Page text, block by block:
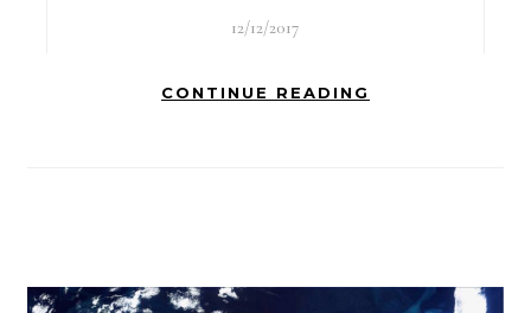
12/12/2017
CONTINUE READING